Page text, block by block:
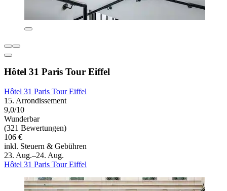
Hôtel 31 Paris Tour Eiffel
Hôtel 31 Paris Tour Eiffel
15. Arrondissement
9,0/10
Wunderbar
(321 Bewertungen)
106 €
inkl. Steuern & Gebühren
23. Aug.–24. Aug.
Hôtel 31 Paris Tour Eiffel